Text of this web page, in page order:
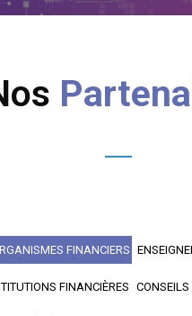
FINANCIERS
FINANCIÈRES CONSEILS